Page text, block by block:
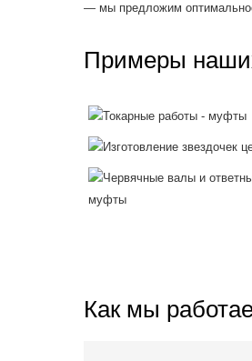
— мы предложим
Примеры
Как мы